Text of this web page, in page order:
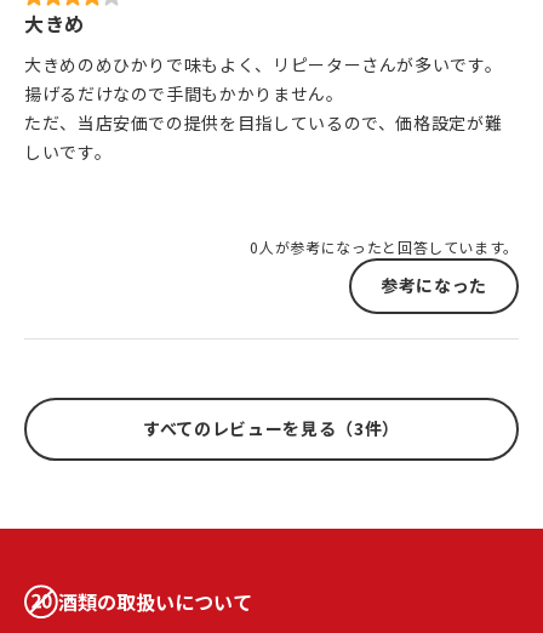
大きめ
大きめのめひかりで味もよく、リピーターさんが多いです。
揚げるだけなので手間もかかりません。
ただ、当店安価での提供を目指しているので、価格設定が難
しいです。
0人が参考になったと回答しています。
参考になった
すべてのレビューを見る（3件）
酒類の取扱いについて